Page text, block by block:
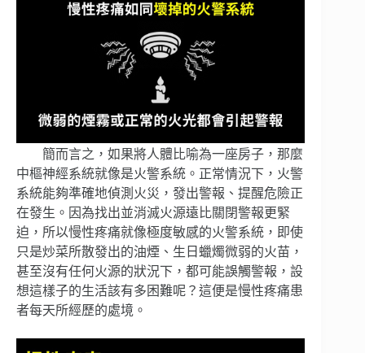
簡而言之，如果將人體比喻為一座房子，那麼
中樞神經系統就像是火警系統。正常情況下，火警
系統能夠準確地偵測火災，發出警報、提醒危險正
在發生。因為找出並消滅火源遠比關閉警報更緊
迫，所以慢性疼痛就像極度敏感的火警系統，即使
只是炒菜所散發出的油煙、生日蠟燭微弱的火苗，
甚至沒有任何火源的狀況下，都可能誤觸警報，設
想這樣子的生活該有多困難呢？這便是慢性疼痛患
者每天所經歷的處境。